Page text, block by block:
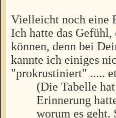
Vielleicht noch eine
Ich hatte das
können, denn bei
kannte ich einiges
"prokrustiniert" .....
(Die Tabelle
Erinnerung
worum es geht.